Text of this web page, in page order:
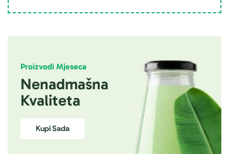
Proizvodi Mjeseca
Nenadmašna
Kvaliteta
Kupi Sada